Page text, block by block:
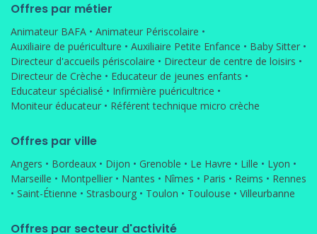
Offres par métier
Animateur BAFA • Animateur Périscolaire •
Auxiliaire de puériculture • Auxiliaire Petite Enfance • Baby Sitter •
Directeur d'accueils périscolaire • Directeur de centre de loisirs •
Directeur de Crèche • Educateur de jeunes enfants •
Educateur spécialisé • Infirmière puéricultrice •
Moniteur éducateur • Référent technique micro crèche
Offres par ville
Angers • Bordeaux • Dijon • Grenoble • Le Havre • Lille • Lyon •
Marseille • Montpellier • Nantes • Nîmes • Paris • Reims • Rennes
• Saint-Étienne • Strasbourg • Toulon • Toulouse • Villeurbanne
Offres par secteur d'activité